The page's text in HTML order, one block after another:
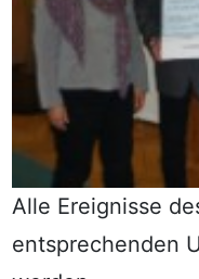
Alle Ereignisse
entsprechenden